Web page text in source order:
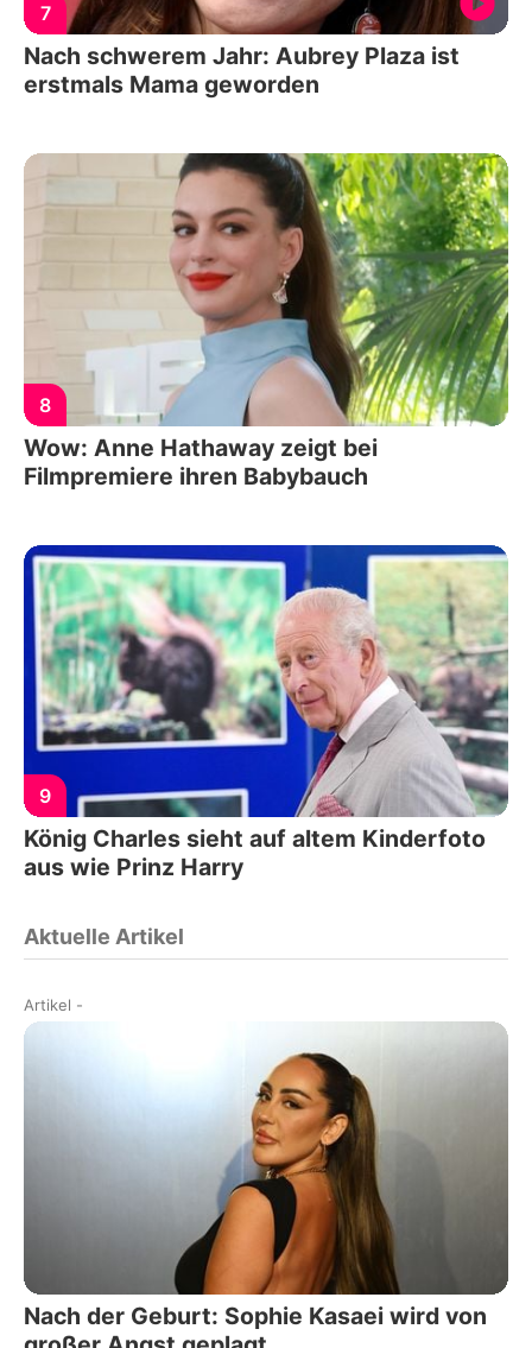
7
Nach schwerem Jahr: Aubrey Plaza ist
erstmals Mama geworden
8
Wow: Anne Hathaway zeigt bei
Filmpremiere ihren Babybauch
9
König Charles sieht auf altem Kinderfoto
aus wie Prinz Harry
Aktuelle Artikel
Artikel -
Nach der Geburt: Sophie Kasaei wird von